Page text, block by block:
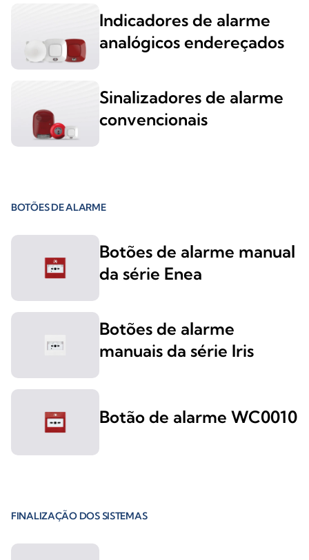
Indicadores de alarme
analógicos endereçados
Sinalizadores de alarme
convencionais
BOTÕES DE ALARME
Botões de alarme manual
da série Enea
Botões de alarme
manuais da série Iris
Botão de alarme WC0010
FINALIZAÇÃO DOS SISTEMAS